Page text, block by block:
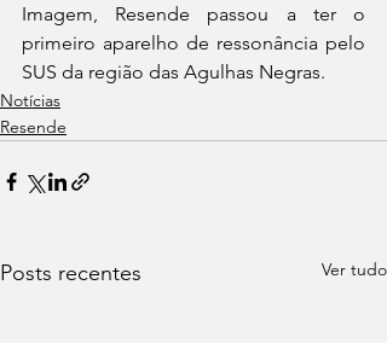
Imagem, Resende passou a ter o
primeiro aparelho de ressonância pelo
SUS da região das Agulhas Negras.
Notícias
Resende
Posts recentes Ver tudo